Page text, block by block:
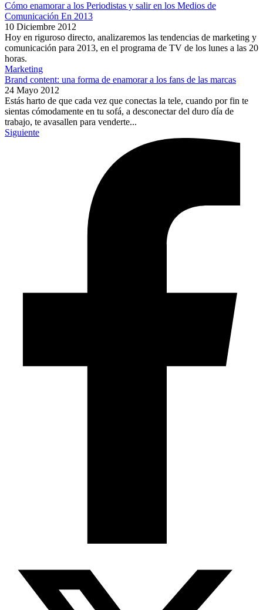
Cómo enamorar a los Periodistas y salir en los Medios de
Comunicación En 2013
10 Diciembre 2012
Hoy en riguroso directo, analizaremos las tendencias de marketing y
comunicación para 2013, en el programa de TV de los lunes a las 20
horas.
Marketing
Brand content: una forma de enamorar a los fans de las marcas
24 Mayo 2012
Estás harto de que cada vez que conectas la tele, cuando por fin te
sientas cómodamente en tu sofá, a desconectar del duro día de
trabajo, te avasallen para venderte...
Siguiente